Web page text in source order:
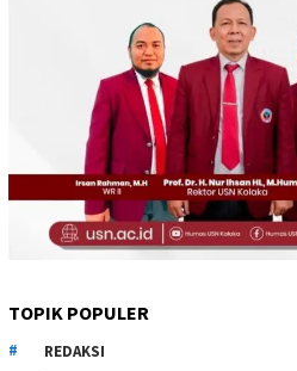
TOPIK POPULER
REDAKSI